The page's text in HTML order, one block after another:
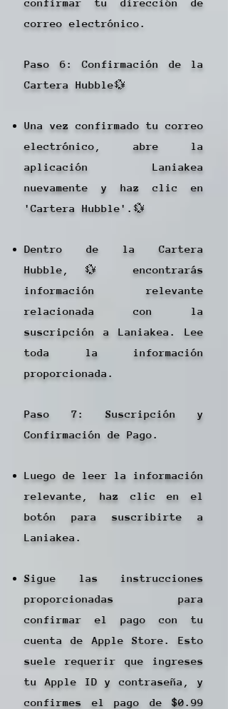
confirmar tu dirección de
correo electrónico.
Paso 6: Confirmación de la
Cartera Hubble💱
Una vez confirmado tu correo
electrónico, abre la
aplicación Laniakea
nuevamente y haz clic en
'Cartera Hubble'.💱
Dentro de la Cartera
Hubble,💱 encontrarás
información relevante
relacionada con la
suscripción a Laniakea. Lee
toda la información
proporcionada.
Paso 7: Suscripción y
Confirmación de Pago.
Luego de leer la información
relevante, haz clic en el
botón para suscribirte a
Laniakea.
Sigue las instrucciones
proporcionadas para
confirmar el pago con tu
cuenta de Apple Store. Esto
suele requerir que ingreses
tu Apple ID y contraseña, y
confirmes el pago de $0.99